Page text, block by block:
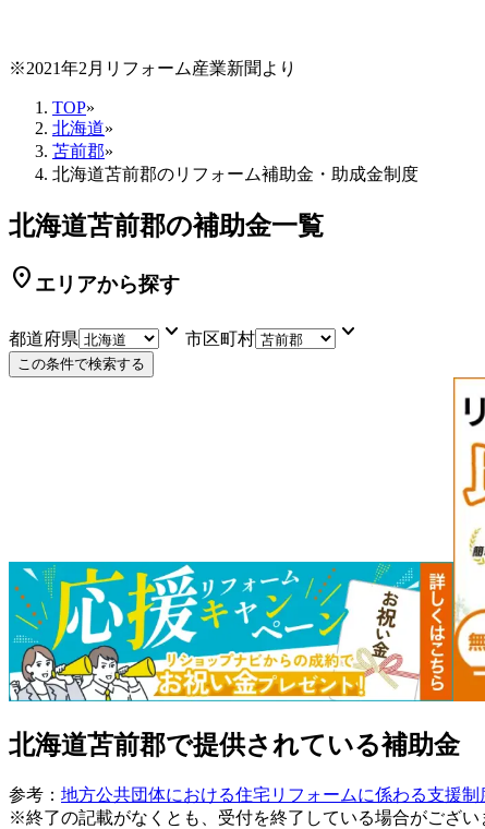
※2021年2月リフォーム産業新聞より
TOP»
北海道»
苫前郡»
北海道苫前郡のリフォーム補助金・助成金制度
北海道苫前郡の補助金一覧
location_on エリアから探す
都道府県 keyboard_arrow_down 市区町村 keyboard_arrow_down
この条件で検索する
北海道苫前郡で提供されている補助金
参考： 地方公共団体における住宅リフォームに係わる支援制
※終了の記載がなくとも、受付を終了している場合がござい